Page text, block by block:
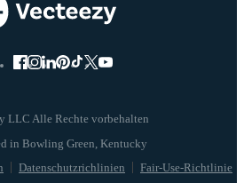
LLC Alle Rechte vorbehalten
Datenschutzrichlinien Fair-Use-Richtlinie